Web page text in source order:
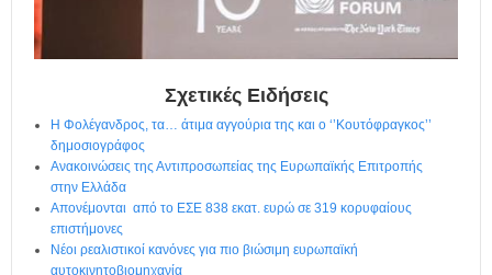
Σχετικές Ειδήσεις
Η Φολέγανδρος, τα… άτιμα αγγούρια της και ο ‘’Κουτόφραγκος’’
δημοσιογράφος
Ανακοινώσεις της Αντιπροσωπείας της Ευρωπαϊκής Επιτροπής
στην Ελλάδα
Απονέμονται από το ΕΣΕ 838 εκατ. ευρώ σε 319 κορυφαίους
επιστήμονες
Νέοι ρεαλιστικοί κανόνες για πιο βιώσιμη ευρωπαϊκή
αυτοκινητοβιομηχανία